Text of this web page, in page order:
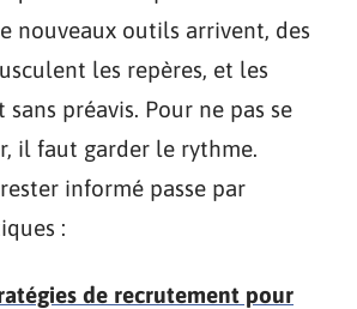
nouveaux outils arrivent, des
les repères, et les
sans préavis. Pour ne pas se
il faut garder le rythme.
informé passe par
:
de recrutement pour